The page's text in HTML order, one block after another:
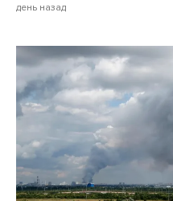
день назад